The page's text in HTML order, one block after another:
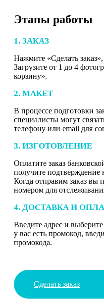
Этапы работы
1. ЗАКАЗ
Нажмите «Сделать
Загрузите от 1 до 4
корзину».
2. МАКЕТ
В процессе подготовки
специалисты могут
телефону или email для
3. ИЗГОТОВЛЕНИЕ
Оплатите заказ
получите подтверждение
Когда отправим заказ вы
номером для
4. ДОСТАВКА И
Введите адрес и
у вас есть промокод,
промокода.
Сделать заказ